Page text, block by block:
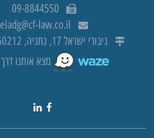
09-8844550
eladg@cf-law.co.il
גיבורי ישראל 17, נתניה, 4250212 ישראל
מצא אותנו דרך waze